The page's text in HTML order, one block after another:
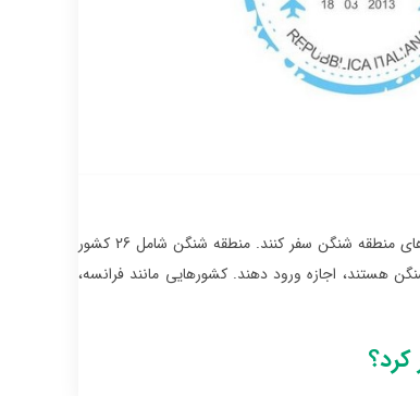
اولین و مهمترین نکته درباره ویزای آلمان، این است که این ویزا به دارندگان اجازه می دهد تا به کشورهای منطقه شنگن سفر کنند. منطقه شنگن شامل 26 کشور
هستند، اجازه ورود دهند. کشورهایی مانند فرانسه،
کرد؟